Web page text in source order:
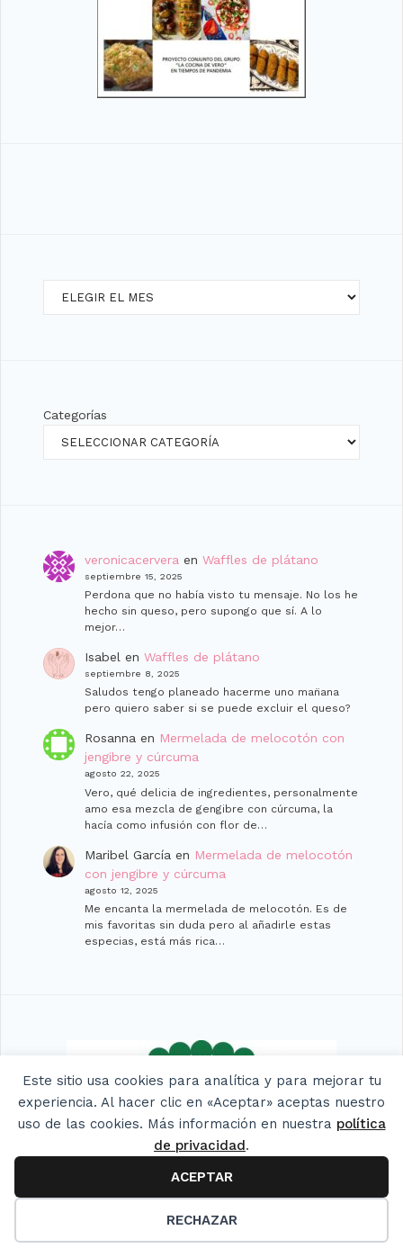
Este sitio usa cookies para analítica y para mejorar tu
experiencia. Al hacer clic en «Aceptar» aceptas nuestro
uso de las cookies. Más información en nuestra política
de privacidad.
ACEPTAR
RECHAZAR
Categorías
veronicacervera en Waffles de plátano
septiembre 15, 2025
Perdona que no había visto tu mensaje. No los he
hecho sin queso, pero supongo que sí. A lo
mejor…
Isabel en Waffles de plátano
septiembre 8, 2025
Saludos tengo planeado hacerme uno man̈ana
pero quiero saber si se puede excluir el queso?
Rosannaen Mermelada de melocotón con
jengibre y cúrcuma
agosto 22, 2025
Vero, qué delicia de ingredientes, personalmente
amo esa mezcla de gengibre con cúrcuma, la
hacía como infusión con flor de…
Maribel García en Mermelada de melocotón
con jengibre y cúrcuma
agosto 12, 2025
Me encanta la mermelada de melocotón. Es de
mis favoritas sin duda pero al añadirle estas
especias, está más rica…